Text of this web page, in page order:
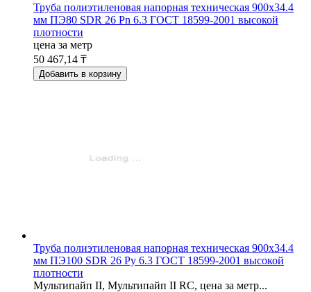
Труба полиэтиленовая напорная техническая 900х34.4
мм ПЭ80 SDR 26 Pn 6.3 ГОСТ 18599-2001 высокой
плотности
цена за метр
50 467,14 ₸
Добавить в корзину
Труба полиэтиленовая напорная техническая 900х34.4
мм ПЭ100 SDR 26 Ру 6.3 ГОСТ 18599-2001 высокой
плотности
Мультипайп II, Мультипайп II RC, цена за метр...